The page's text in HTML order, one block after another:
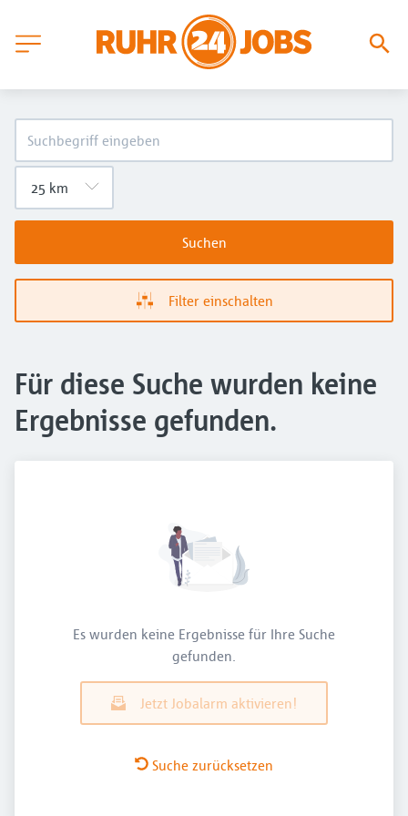
Suchen
Filter einschalten
Für diese Suche wurden keine
Ergebnisse gefunden.
Es wurden keine Ergebnisse für Ihre Suche
gefunden.
Jetzt Jobalarm aktivieren!
Suche zurücksetzen